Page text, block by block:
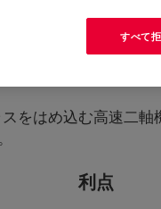
をはめ込む高速二
利点
すべて